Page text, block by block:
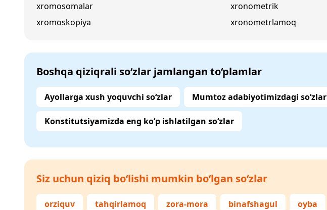
xromosomalar
xromoskopiya
xronometrik
xronometrlamoq
Boshqa qiziqrali so‘zlar jamlangan to‘plamlar
Ayollarga xush yoquvchi so‘zlar Mumtoz adabiyotimizdagi so‘zlar
Konstitutsiyamizda eng ko‘p ishlatilgan so‘zlar
Siz uchun qiziq bo‘lishi mumkin bo‘lgan so‘zlar
orziquv tahqirlamoq zora-mora binafshagul oyba